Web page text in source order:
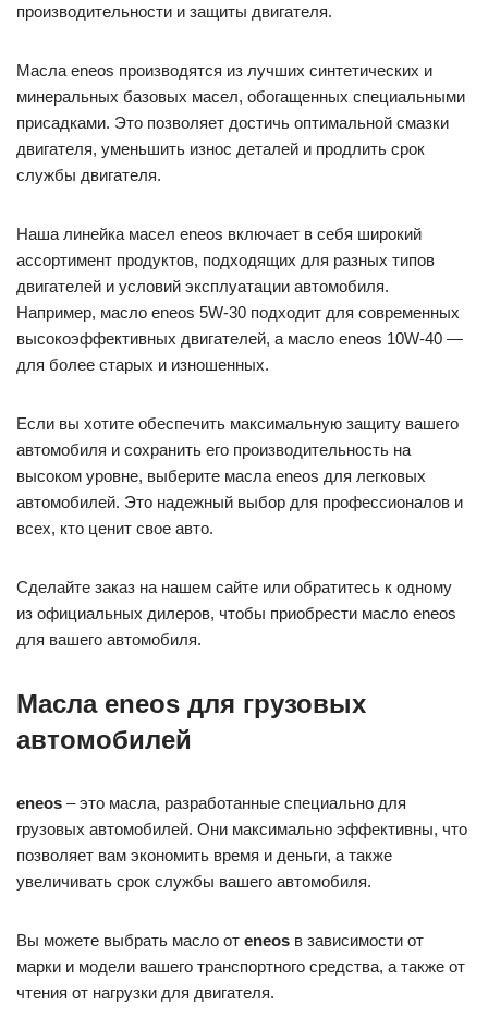
производительности и защиты двигателя.
Масла eneos производятся из лучших синтетических и
минеральных базовых масел, обогащенных специальными
присадками. Это позволяет достичь оптимальной смазки
двигателя, уменьшить износ деталей и продлить срок
службы двигателя.
Наша линейка масел eneos включает в себя широкий
ассортимент продуктов, подходящих для разных типов
двигателей и условий эксплуатации автомобиля.
Например, масло eneos 5W-30 подходит для современных
высокоэффективных двигателей, а масло eneos 10W-40 —
для более старых и изношенных.
Если вы хотите обеспечить максимальную защиту вашего
автомобиля и сохранить его производительность на
высоком уровне, выберите масла eneos для легковых
автомобилей. Это надежный выбор для профессионалов и
всех, кто ценит свое авто.
Сделайте заказ на нашем сайте или обратитесь к одному
из официальных дилеров, чтобы приобрести масло eneos
для вашего автомобиля.
Масла eneos для грузовых
автомобилей
eneos – это масла, разработанные специально для
грузовых автомобилей. Они максимально эффективны, что
позволяет вам экономить время и деньги, а также
увеличивать срок службы вашего автомобиля.
Вы можете выбрать масло от eneos в зависимости от
марки и модели вашего транспортного средства, а также от
чтения от нагрузки для двигателя.